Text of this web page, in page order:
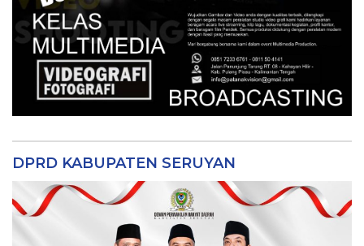
DPRD KABUPATEN SERUYAN